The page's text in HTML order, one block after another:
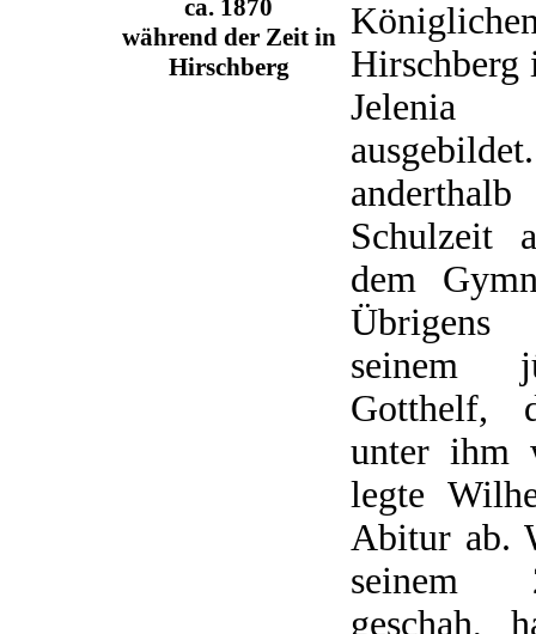
ca. 1870
während der Zeit in
Hirschberg
Hirschberg
Jelenia
Schulzeit
dem
Übrigens
seinem
Gotthelf,
unter ihm
legte
Abitur ab.
seinem
geschah,